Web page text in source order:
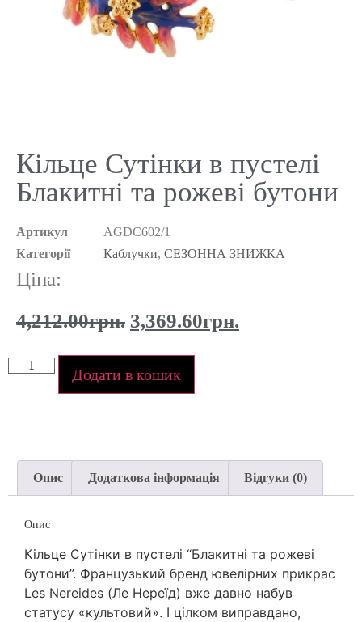
Кільце Сутінки в пустелі
Блакитні та рожеві бутони
Артикул
AGDC602/1
Категорії
Каблучки, СЕЗОННА ЗНИЖКА
Ціна:
4,212.00грн. 3,369.60грн.
Додати в кошик
Опис Додаткова інформація Відгуки (0)
Опис
Кільце Сутінки в пустелі “Блакитні та рожеві
бутони”. Французький бренд ювелірних прикрас
Les Nereides (Ле Нереїд) вже давно набув
статусу «культовий». І цілком виправдано,